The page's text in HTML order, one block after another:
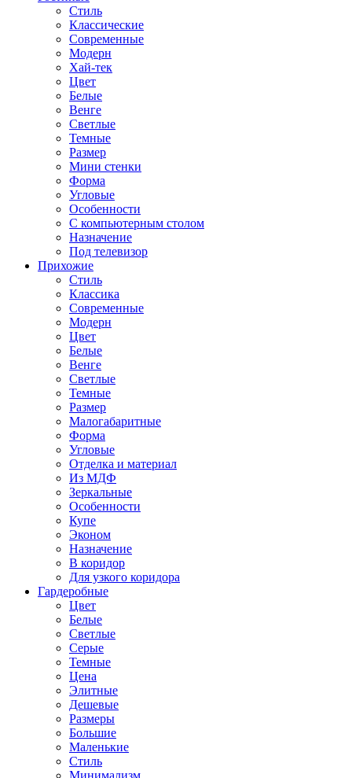
Стиль
Классические
Современные
Модерн
Хай-тек
Цвет
Белые
Венге
Светлые
Темные
Размер
Мини стенки
Форма
Угловые
Особенности
С компьютерным столом
Назначение
Под телевизор
Прихожие
Стиль
Классика
Современные
Модерн
Цвет
Белые
Венге
Светлые
Темные
Размер
Малогабаритные
Форма
Угловые
Отделка и материал
Из МДФ
Зеркальные
Особенности
Купе
Эконом
Назначение
В коридор
Для узкого коридора
Гардеробные
Цвет
Белые
Светлые
Серые
Темные
Цена
Элитные
Дешевые
Размеры
Большие
Маленькие
Стиль
Минимализм